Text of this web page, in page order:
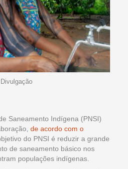
Divulgação
Saneamento Indígena (PNSI)
de acordo com o
do PNSI é reduzir a grande
de saneamento básico nos
populações indígenas.